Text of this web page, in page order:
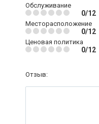
Обслуживание
0/12
Месторасположение
0/12
Ценовая политика
0/12
Отзыв: